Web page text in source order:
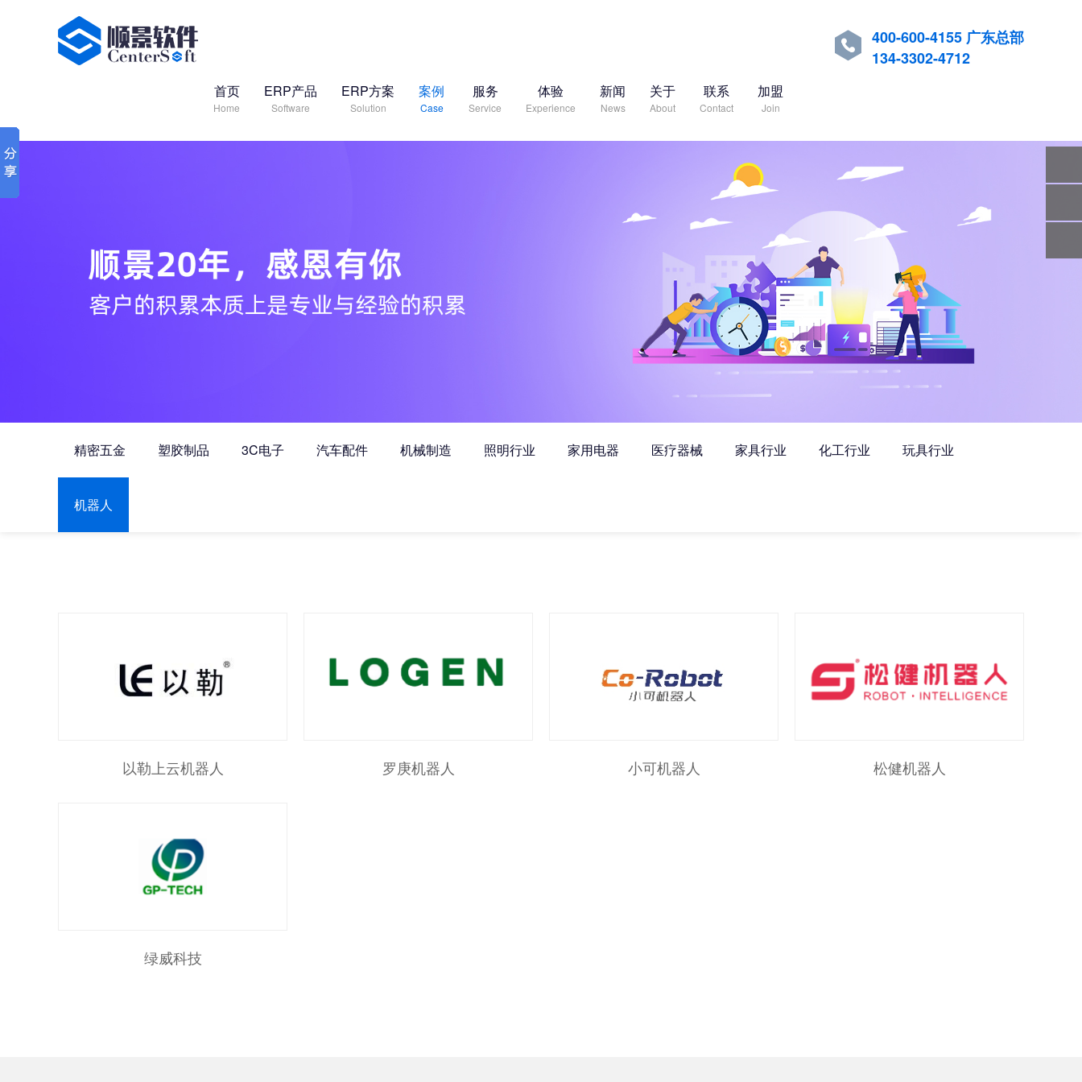

400-600-4155 广东总部
134-3302-4712
首页
Home
ERP产品
Software
ERP方案
Solution
案例
Case
服务
Service
体验
Experience
新闻
News
关于
About
联系
Contact
加盟
Join
精密五金 塑胶制品 3C电子 汽车配件 机械制造 照明行业 家用电器 医疗器械 家具行业 化工行业 玩具行业
机器人
以勒上云机器人 罗庚机器人 小可机器人 松健机器人
绿威科技